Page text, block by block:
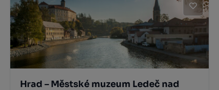
Hrad – Městské muzeum Ledeč nad